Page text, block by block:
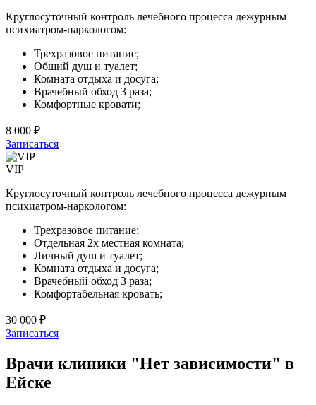
Круглосуточный контроль лечебного процесса дежурным
психиатром-наркологом:
Трехразовое питание;
Общий душ и туалет;
Комната отдыха и досуга;
Врачебный обход 3 раза;
Комфортные кровати;
8 000 ₽
Записаться
VIP
Круглосуточный контроль лечебного процесса дежурным
психиатром-наркологом:
Трехразовое питание;
Отдельная 2х местная комната;
Личный душ и туалет;
Комната отдыха и досуга;
Врачебный обход 3 раза;
Комфортабельная кровать;
30 000 ₽
Записаться
Врачи клиники "Нет зависимости" в
Ейске